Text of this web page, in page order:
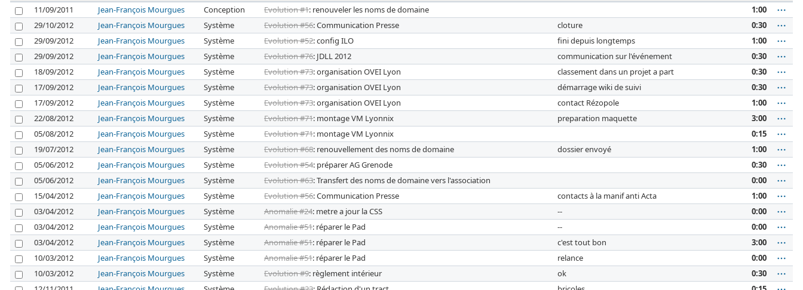
11/09/2011
Jean-François Mourgues Conception Evolution #1: renouveler les noms de domaine
1:00
29/10/2012
Jean-François Mourgues Système Evolution #56: Communication Presse cloture
0:30
29/09/2012
Jean-François Mourgues Système Evolution #52: config ILO fini depuis longtemps
1:00
29/09/2012
Jean-François Mourgues Système Evolution #76: JDLL 2012 communication sur l'événement
0:30
18/09/2012
Jean-François Mourgues Système Evolution #73: organisation OVEI Lyon classement dans un projet a part
0:30
17/09/2012
Jean-François Mourgues Système Evolution #73: organisation OVEI Lyon démarrage wiki de suivi
0:30
17/09/2012
Jean-François Mourgues Système Evolution #73: organisation OVEI Lyon contact Rézopole
1:00
22/08/2012
Jean-François Mourgues Système Evolution #71: montage VM Lyonnix preparation maquette
3:00
05/08/2012
Jean-François Mourgues Système Evolution #71: montage VM Lyonnix
0:15
19/07/2012
Jean-François Mourgues Système Evolution #68: renouvellement des noms de domaine dossier envoyé
1:00
05/06/2012
Jean-François Mourgues Système Evolution #54: préparer AG Grenode
0:30
05/06/2012
Jean-François Mourgues Système Evolution #63: Transfert des noms de domaine vers l'association
0:00
15/04/2012
Jean-François Mourgues Système Evolution #56: Communication Presse contacts à la manif anti Acta
1:00
03/04/2012
Jean-François Mourgues Système Anomalie #24: metre a jour la CSS --
0:00
03/04/2012
Jean-François Mourgues Système Anomalie #51: réparer le Pad --
0:00
03/04/2012
Jean-François Mourgues Système Anomalie #51: réparer le Pad c'est tout bon
3:00
10/03/2012
Jean-François Mourgues Système Anomalie #51: réparer le Pad relance
0:00
10/03/2012
Jean-François Mourgues Système Evolution #9: règlement intérieur ok
0:30